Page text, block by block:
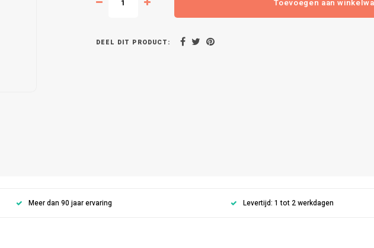
Toevoegen aan
DEEL DIT PRODUCT:
Meer dan 90 jaar ervaring Levertijd: 1 tot 2 werkdagen